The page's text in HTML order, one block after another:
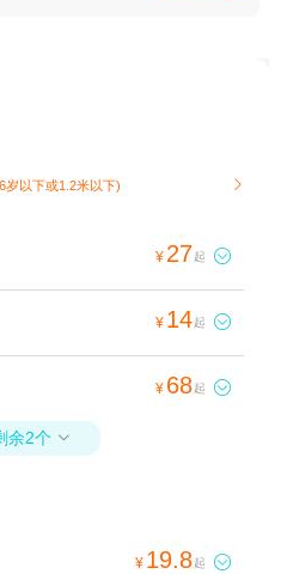
岁以下或1.2米以下) 
¥ 27起 
¥ 14起 
¥ 68起 
余2个 
¥ 19.8起 